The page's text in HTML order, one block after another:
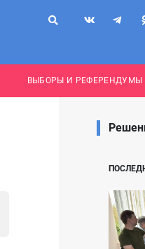
ВЫБОРЫ И РЕФЕРЕНДУМЫ